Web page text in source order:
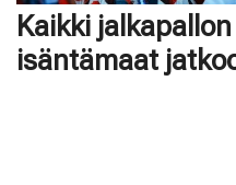
Kaikki
isäntämaat